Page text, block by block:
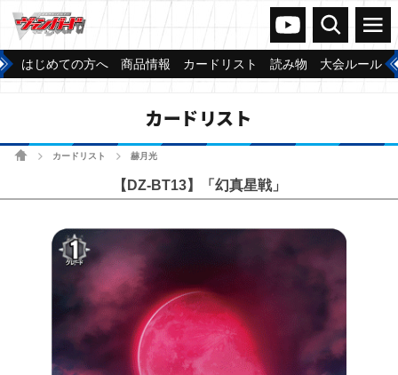
ヴァンガードch
検索 メニュー
はじめての方へ 商品情報 カードリスト 読み物 大会ルール
カードリスト
ホームカードリスト 赫月光
【DZ-BT13】「幻真星戦」